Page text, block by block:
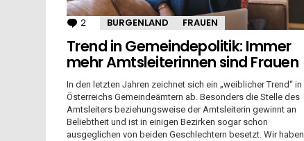
2 Kommentare
BURGENLAND FRAUEN
Trend in Gemeindepolitik: Immer
mehr Amtsleiterinnen sind Frauen
In den letzten Jahren zeichnet sich ein „weiblicher Trend“ in
Österreichs Gemeindeämtern ab. Besonders die Stelle des
Amtsleiters beziehungsweise der Amtsleiterin gewinnt an
Beliebtheit und ist in einigen Bezirken sogar schon
ausgeglichen von beiden Geschlechtern besetzt. Wir haben